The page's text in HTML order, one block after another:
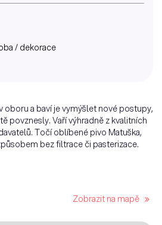
/ dekorace
oboru a baví je vymýšlet nové postupy,
povznesly. Vaří výhradně z kvalitních
Točí oblíbené pivo Matuška,
bez filtrace či pasterizace.
Zobrazit na mapě